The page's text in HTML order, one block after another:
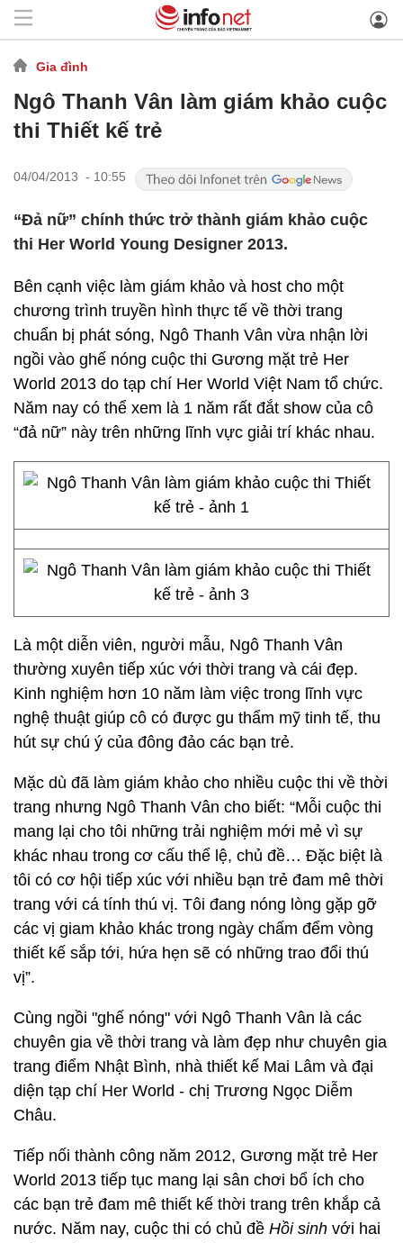
Gia đình
Ngô Thanh Vân làm giám khảo cuộc
thi Thiết kế trẻ
04/04/2013 - 10:55
“Đả nữ” chính thức trở thành giám khảo cuộc
thi Her World Young Designer 2013.
Bên cạnh việc làm giám khảo và host cho một
chương trình truyền hình thực tế về thời trang
chuẩn bị phát sóng, Ngô Thanh Vân vừa nhận lời
ngồi vào ghế nóng cuộc thi Gương mặt trẻ Her
World 2013 do tạp chí Her World Việt Nam tổ chức.
Năm nay có thể xem là 1 năm rất đắt show của cô
“đả nữ” này trên những lĩnh vực giải trí khác nhau.
Là một diễn viên, người mẫu, Ngô Thanh Vân
thường xuyên tiếp xúc với thời trang và cái đẹp.
Kinh nghiệm hơn 10 năm làm việc trong lĩnh vực
nghệ thuật giúp cô có được gu thẩm mỹ tinh tế, thu
hút sự chú ý của đông đảo các bạn trẻ.
Mặc dù đã làm giám khảo cho nhiều cuộc thi về thời
trang nhưng Ngô Thanh Vân cho biết: “Mỗi cuộc thi
mang lại cho tôi những trải nghiệm mới mẻ vì sự
khác nhau trong cơ cấu thể lệ, chủ đề… Đặc biệt là
tôi có cơ hội tiếp xúc với nhiều bạn trẻ đam mê thời
trang với cá tính thú vị. Tôi đang nóng lòng gặp gỡ
các vị giam khảo khác trong ngày chấm đểm vòng
thiết kế sắp tới, hứa hẹn sẽ có những trao đổi thú
vị”.
Cùng ngồi "ghế nóng" với Ngô Thanh Vân là các
chuyên gia về thời trang và làm đẹp như chuyên gia
trang điểm Nhật Bình, nhà thiết kế Mai Lâm và đại
diện tạp chí Her World - chị Trương Ngọc Diễm
Châu.
Tiếp nối thành công năm 2012, Gương mặt trẻ Her
World 2013 tiếp tục mang lại sân chơi bổ ích cho
các bạn trẻ đam mê thiết kế thời trang trên khắp cả
nước. Năm nay, cuộc thi có chủ đề Hồi sinh với hai